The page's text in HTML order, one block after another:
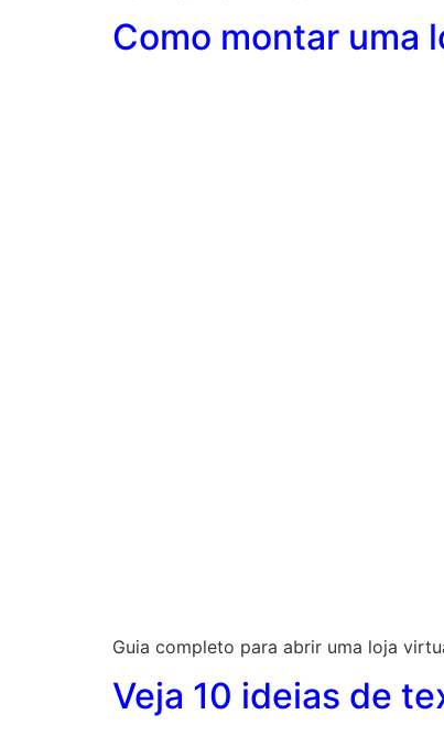
Como montar uma
Guia completo para abrir uma loja
Veja 10 ideias de